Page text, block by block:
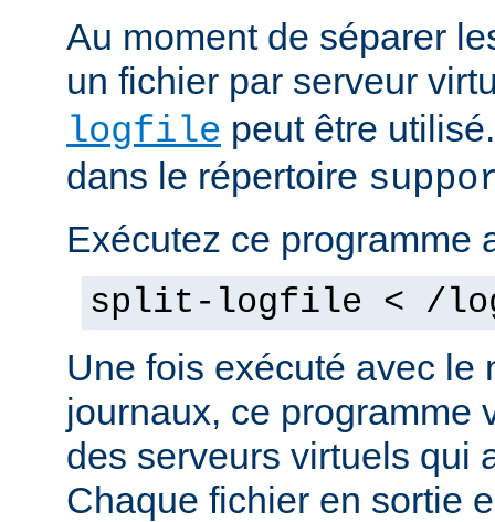
Au moment de séparer
un fichier par serveur
logfile peut être
dans le répertoire
Exécutez ce programme
split-logfile < /
Une fois exécuté avec le
journaux, ce programme
des serveurs virtuels qui
Chaque fichier en sortie